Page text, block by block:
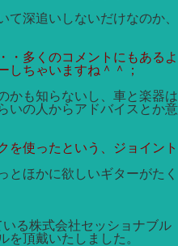
深追いしないだけなのか、
・多くのコメントにもあるよ
しちゃいますね＾＾；
かも知らないし、車と楽器は
いの人からアドバイスとか意
を使ったという、ジョイント
とほかに欲しいギターがたく
る株式会社セッショナブル
を頂戴いたしました。